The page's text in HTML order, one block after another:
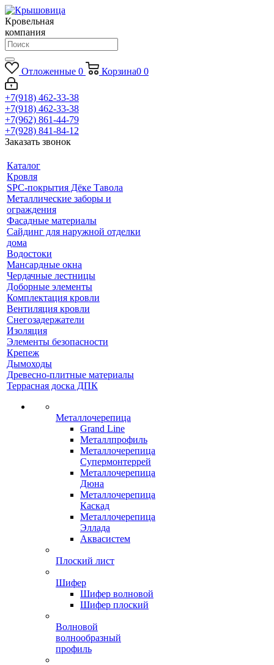
Кровельная
компания
Отложенные 0 Корзина0 0
+7(918) 462-33-38
+7(918) 462-33-38
+7(962) 861-44-79
+7(928) 841-84-12
Заказать звонок
Каталог
Кровля
SPC-покрытия Дёке Тавола
Металлические заборы и
ограждения
Фасадные материалы
Сайдинг для наружной отделки
дома
Водостоки
Мансардные окна
Чердачные лестницы
Доборные элементы
Комплектация кровли
Вентиляция кровли
Снегозадержатели
Изоляция
Элементы безопасности
Крепеж
Дымоходы
Древесно-плитные материалы
Террасная доска ДПК
Металлочерепица
Grand Line
Металлпрофиль
Металлочерепица
Супермонтеррей
Металлочерепица
Дюна
Металлочерепица
Каскад
Металлочерепица
Эллада
Аквасистем
Плоский лист
Шифер
Шифер волновой
Шифер плоский
Волновой
волнообразный
профиль